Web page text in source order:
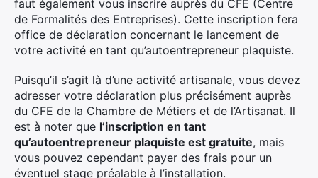
faut également vous inscrire auprès du CFE (Centre
de Formalités des Entreprises). Cette inscription fera
office de déclaration concernant le lancement de
votre activité en tant qu’autoentrepreneur plaquiste.
Puisqu’il s’agit là d’une activité artisanale, vous devez
adresser votre déclaration plus précisément auprès
du CFE de la Chambre de Métiers et de l’Artisanat. Il
est à noter que l’inscription en tant
qu’autoentrepreneur plaquiste est gratuite, mais
vous pouvez cependant payer des frais pour un
éventuel stage préalable à l’installation.